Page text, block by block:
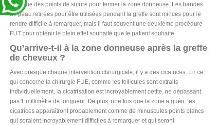
implique des points de suture pour fermer la zone donneuse. Les bandes
de peau retirées pour être utilisées pendant la greffe sont minces pour le
rendre difficile à remarquer, mais il faut souvent une deuxième procédure
FUT pour obtenir le plein effet souhaité que le patient souhaite.
Qu’arrive-t-il à la zone donneuse après la greffe
de cheveux ?
Avec presque chaque intervention chirurgicale, il y a des cicatrices. En ce
qui concerne la chirurgie FUE, comme les follicules sont extraits
individuellement, la cicatrisation est incroyablement petite, ne dépassant
pas 1 millimètre de longueur. De plus, une fois que la zone a guéri, les
cicatrices apparaîtront probablement comme de minuscules points blancs
qui seraient incroyablement difficiles à remarquer et qui seront